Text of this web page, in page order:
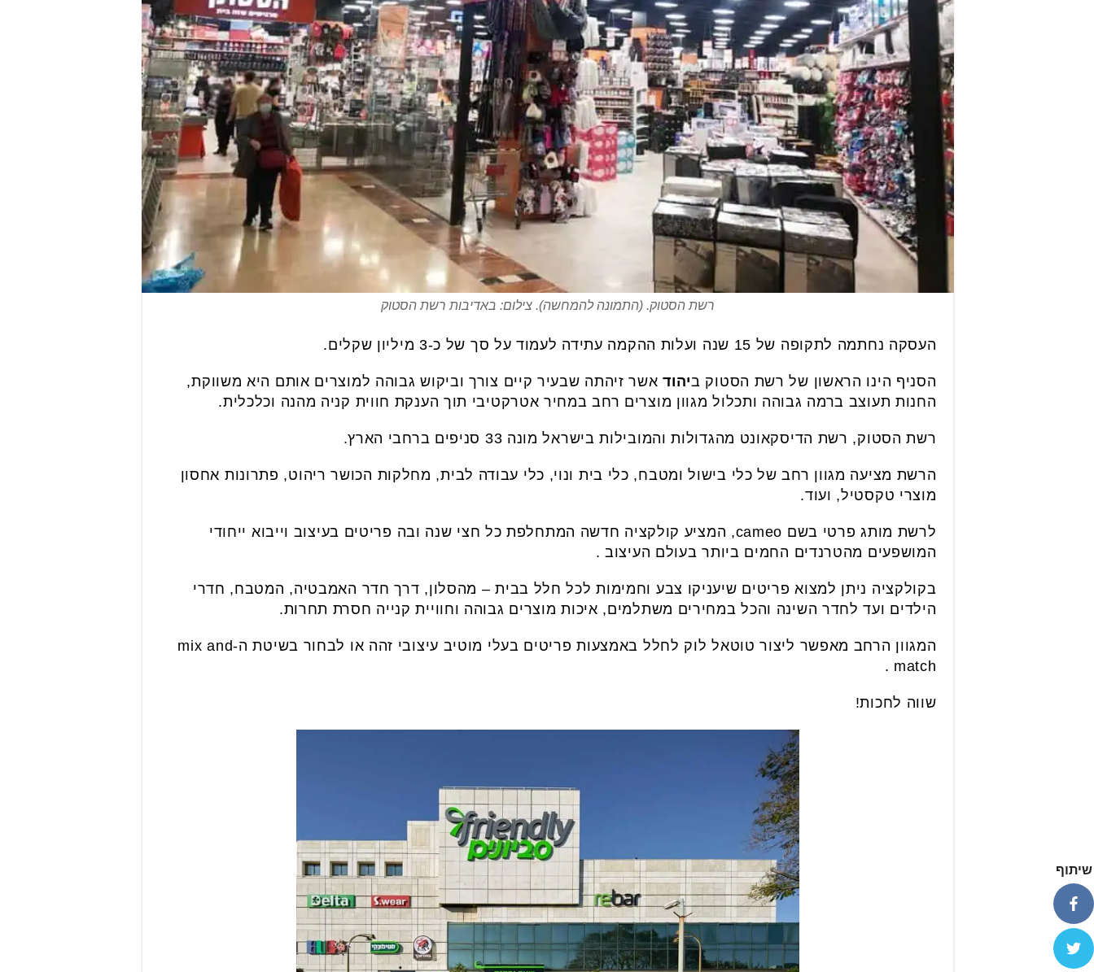
רשת הסטוק. (התמונה להמחשה). צילום: באדיבות רשת הסטוק
העסקה נחתמה לתקופה של 15 שנה ועלות ההקמה עתידה לעמוד על סך של כ-3 מיליון שקלים.
הסניף הינו הראשון של רשת הסטוק ביהודאשר זיהתה שבעיר קיים צורך וביקוש גבוהה למוצרים אותם היא משווקת,
החנות תעוצב ברמה גבוהה ותכלול מגוון מוצרים רחב במחיר אטרקטיבי תוך הענקת חווית קניה מהנה וכלכלית.
רשת הסטוק, רשת הדיסקאונט מהגדולות והמובילות בישראל מונה 33 סניפים ברחבי הארץ.
הרשת מציעה מגוון רחב של כלי בישול ומטבח, כלי בית ונוי, כלי עבודה לבית, מחלקות הכושר ריהוט, פתרונות אחסון
מוצרי טקסטיל, ועוד.
לרשת מותג פרטי בשם cameo, המציע קולקציה חדשה המתחלפת כל חצי שנה ובה פריטים בעיצוב וייבוא ייחודי
המושפעים מהטרנדים החמים ביותר בעולם העיצוב .
בקולקציה ניתן למצוא פריטים שיעניקו צבע וחמימות לכל חלל בבית – מהסלון, דרך חדר האמבטיה, המטבח, חדרי
הילדים ועד לחדר השינה והכל במחירים משתלמים, איכות מוצרים גבוהה וחוויית קנייה חסרת תחרות.
המגוון הרחב מאפשר ליצור טוטאל לוק לחלל באמצעות פריטים בעלי מוטיב עיצובי זהה או לבחור בשיטת ה-mix and
match .
שווה לחכות!
שיתוף